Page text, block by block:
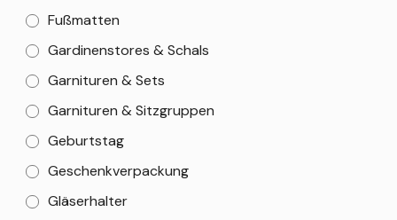
Fußmatten
Gardinenstores & Schals
Garnituren & Sets
Garnituren & Sitzgruppen
Geburtstag
Geschenkverpackung
Gläserhalter